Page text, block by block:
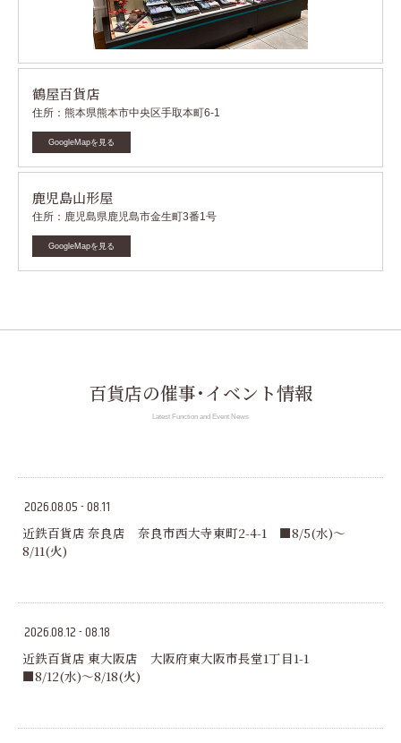
鶴屋百貨店
住所：熊本県熊本市中央区手取本町6-1
GoogleMapを見る
鹿児島山形屋
住所：鹿児島県鹿児島市金生町3番1号
GoogleMapを見る
百貨店の催事･イベント情報
Latest Function and Event News
2026.08.05 - 08.11
近鉄百貨店 奈良店 奈良市西大寺東町2-4-1 ■8/5(水)～
8/11(火)
2026.08.12 - 08.18
近鉄百貨店 東大阪店 大阪府東大阪市長堂1丁目1-1
■8/12(水)～8/18(火)